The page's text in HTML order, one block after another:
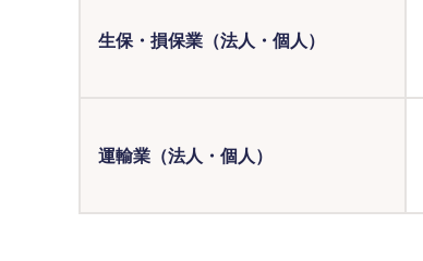
生保・損保業（法人・個人）
運輸業（法人・個人）